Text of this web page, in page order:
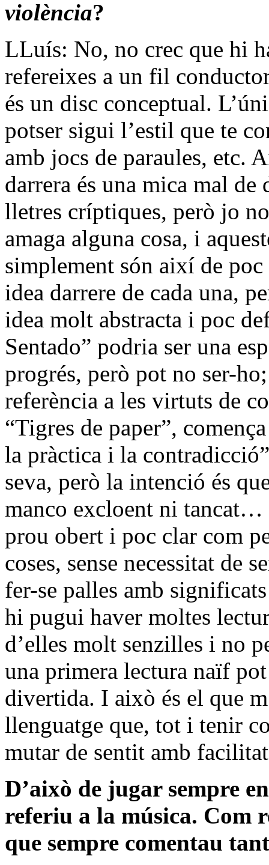
violència?
LLuís: No, no crec que hi
refereixes a un fil
és un disc conceptual.
potser sigui l’estil que te
amb jocs de paraules, etc.
darrera és una mica mal
lletres críptiques, però jo
amaga alguna cosa, i
simplement són així de
idea darrere de cada una,
idea molt abstracta i poc
Sentado” podria ser una
progrés, però pot no ser-
referència a les virtuts de
“Tigres de paper”,
la pràctica i la
seva, però la intenció és
manco excloent ni tancat…
prou obert i poc clar com
coses, sense necessitat de
fer-se palles amb
hi pugui haver moltes
d’elles molt senzilles i no
una primera lectura naïf
divertida. I això és el que
llenguatge que, tot i tenir
mutar de sentit amb
D’això de jugar sempre
referiu a la música. Com
que sempre comentau